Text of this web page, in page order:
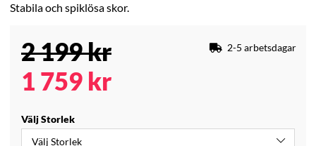
Stabila och spiklösa skor.
2 199kr
1 759 kr
2-5 arbetsdagar
Välj Storlek